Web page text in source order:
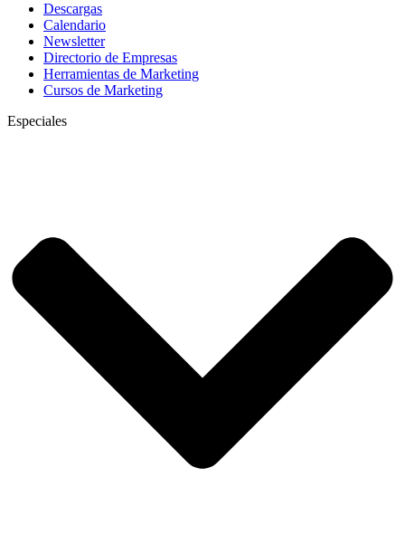
Descargas
Calendario
Newsletter
Directorio de Empresas
Herramientas de Marketing
Cursos de Marketing
Especiales